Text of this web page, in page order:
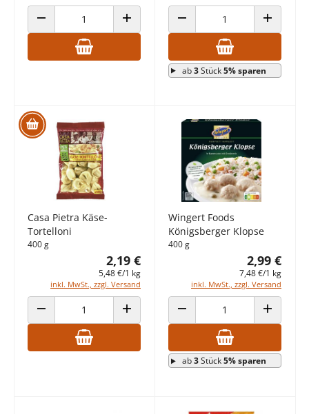
ANZAHL VERRINGERN ANZAHL ERHÖHENANZAHL VERRINGERN ANZAHL
ab3Stück5% sparen
Casa Pietra Käse-
Tortelloni
400 g
2,19 €
5,48 €/1 kg
inkl. MwSt., zzgl. Versand
ANZAHL VERRINGERN ANZAHL ERHÖHEN
Wingert Foods
Königsberger Klopse
400 g
2,99 €
7,48 €/1 kg
inkl. MwSt., zzgl. Versand
ANZAHL VERRINGERN ANZAHL
ab3Stück5% sparen